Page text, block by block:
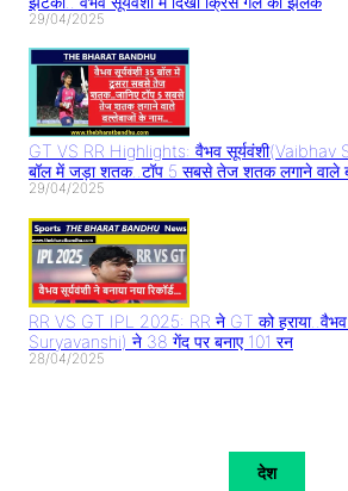
29/04/2025
GT VS RR Highlights: वैभव
बॉल में जड़ा शतक..टॉप 5 सबसे तेज शतक लगाने वाले
29/04/2025
RR VS GT IPL 2025: RR ने GT को
Suryavanshi) ने 38 गेंद पर बनाए 101 रन
28/04/2025
देश